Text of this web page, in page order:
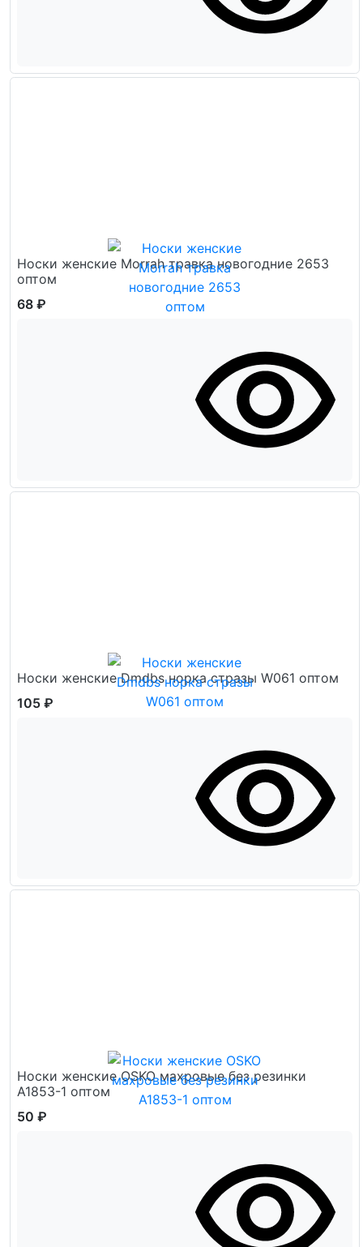
Носки женские Morrah травка новогодние 2653
оптом
68 ₽
Носки женские Dmdbs норка стразы W061 оптом
105 ₽
Носки женские OSKO махровые без резинки
А1853-1 оптом
50 ₽